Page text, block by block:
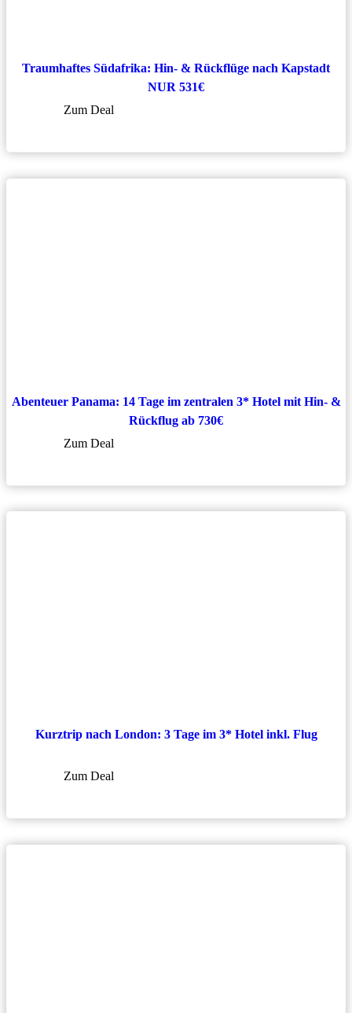
Traumhaftes Südafrika: Hin- & Rückflüge nach Kapstadt
NUR 531€
Zum Deal
Abenteuer Panama: 14 Tage im zentralen 3* Hotel mit Hin- &
Rückflug ab 730€
Zum Deal
Kurztrip nach London: 3 Tage im 3* Hotel inkl. Flug
Zum Deal